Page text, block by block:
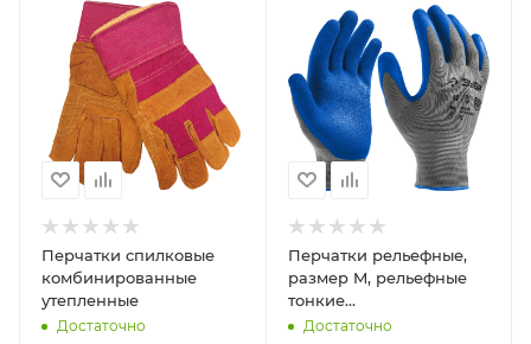
Перчатки спилковые
комбинированные
утепленные
Достаточно
Перчатки рельефные,
размер M, рельефные
тонкие
противоскользящие/
Достаточно